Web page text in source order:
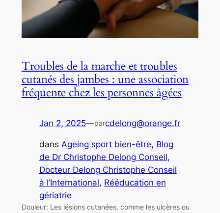
Troubles de la marche et troubles
cutanés des jambes : une association
fréquente chez les personnes âgées
Jan 2, 2025—parcdelong@orange.fr
dans Ageing sport bien-être, Blog
de Dr Christophe Delong Conseil
Docteur Delong Christophe Conseil
à l’International, Rééducation en
gériatrie
Douleur: Les lésions cutanées, comme les ulcères ou